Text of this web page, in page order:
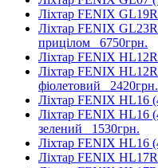
Ліхтар FENIX
Ліхтар FENIX
прицілом 6750грн.
Ліхтар FENIX
Ліхтар FENIX
фіолетовий 2420грн.
Ліхтар FENIX HL16
Ліхтар FENIX HL16
зелений 1530грн.
Ліхтар FENIX HL16
Ліхтар FENIX